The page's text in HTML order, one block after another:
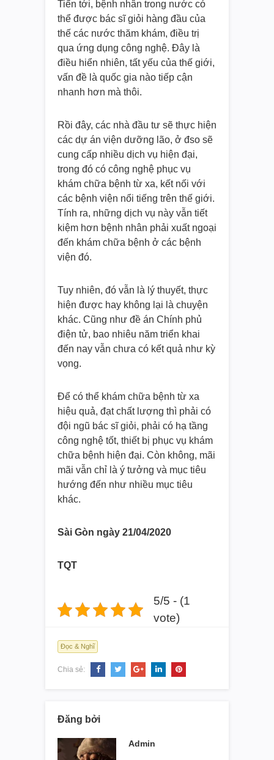
Tiến tới, bệnh nhân trong nước có
thể được bác sĩ giỏi hàng đầu của
thế các nước thăm khám, điều trị
qua ứng dụng công nghệ. Đây là
điều hiển nhiên, tất yếu của thế giới,
vấn đề là quốc gia nào tiếp cận
nhanh hơn mà thôi.
Rồi đây, các nhà đầu tư sẽ thực hiện
các dự án viện dưỡng lão, ở đso sẽ
cung cấp nhiều dịch vụ hiện đại,
trong đó có công nghệ phục vụ
khám chữa bệnh từ xa, kết nối với
các bệnh viện nổi tiếng trên thế giới.
Tính ra, những dịch vụ này vẫn tiết
kiệm hơn bệnh nhân phải xuất ngoại
đến khám chữa bệnh ở các bệnh
viện đó.
Tuy nhiên, đó vẫn là lý thuyết, thực
hiện được hay không lại là chuyện
khác. Cũng như đề án Chính phủ
điện tử, bao nhiêu năm triển khai
đến nay vẫn chưa có kết quả như kỳ
vọng.
Để có thể khám chữa bệnh từ xa
hiệu quả, đạt chất lượng thì phải có
đội ngũ bác sĩ giỏi, phải có hạ tầng
công nghệ tốt, thiết bị phục vụ khám
chữa bệnh hiện đại. Còn không, mãi
mãi vẫn chỉ là ý tưởng và mục tiêu
hướng đến như nhiều mục tiêu
khác.
Sài Gòn ngày 21/04/2020
TQT
5/5 - (1
vote)
Đọc & Nghĩ
Chia sẻ:
Đăng bởi
Admin